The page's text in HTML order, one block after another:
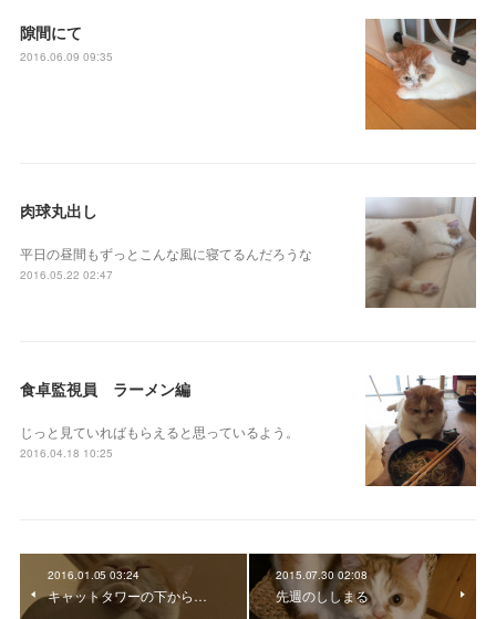
隙間にて
2016.06.09 09:35
肉球丸出し
平日の昼間もずっとこんな風に寝てるんだろうな
2016.05.22 02:47
食卓監視員 ラーメン編
じっと見ていればもらえると思っているよう。
2016.04.18 10:25
2016.01.05 03:24
キャットタワーの下から…
2015.07.30 02:08
先週のししまる